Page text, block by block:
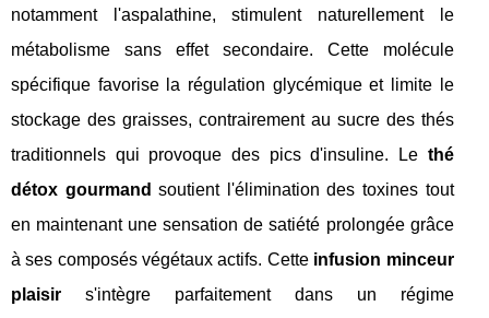
notamment l'aspalathine, stimulent naturellement le
métabolisme sans effet secondaire. Cette molécule
spécifique favorise la régulation glycémique et limite le
stockage des graisses, contrairement au sucre des thés
traditionnels qui provoque des pics d'insuline. Le thé
détox gourmand soutient l'élimination des toxines tout
en maintenant une sensation de satiété prolongée grâce
à ses composés végétaux actifs. Cette infusion minceur
plaisir s'intègre parfaitement dans un régime